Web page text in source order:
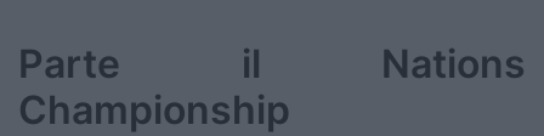
Parte il Nations
Championship